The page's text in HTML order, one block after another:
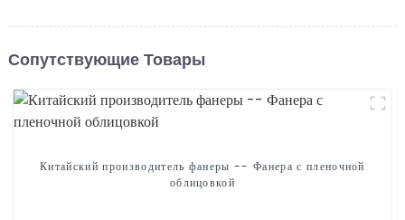
Сопутствующие Товары
Китайский производитель фанеры -- Фанера с пленочной
облицовкой